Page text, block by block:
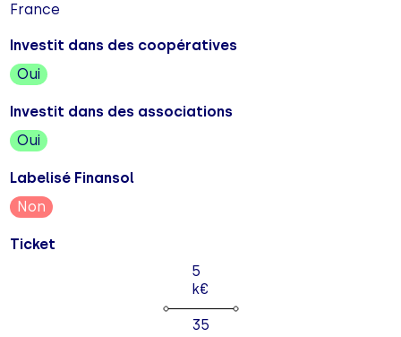
France
Investit dans des coopératives
Oui
Investit dans des associations
Oui
Labelisé Finansol
Non
Ticket
5
k€
35